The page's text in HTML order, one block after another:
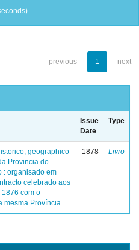
previous 1 next
Issue
Date
Type
geographico
Provincia do
: organisado em
celebrado aos
com o
mesma Província.
1878 Livro